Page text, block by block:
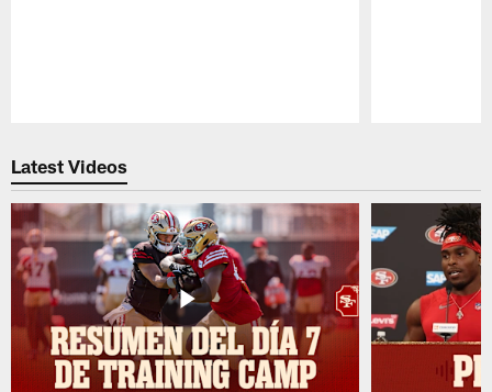
Latest Videos